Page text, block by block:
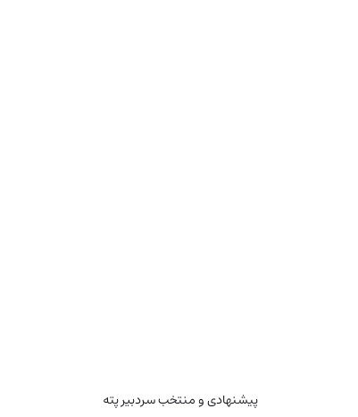
پیشنهادی و منتخب سردبیر پته